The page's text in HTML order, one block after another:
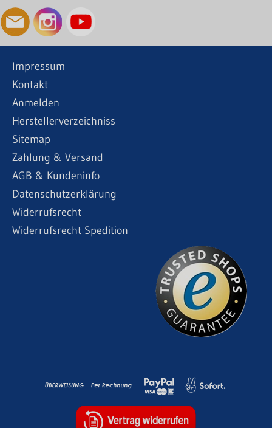
Impressum
Kontakt
Anmelden
Herstellerverzeichniss
Sitemap
Zahlung & Versand
AGB & Kundeninfo
Datenschutzerklärung
Widerrufsrecht
Widerrufsrecht Spedition